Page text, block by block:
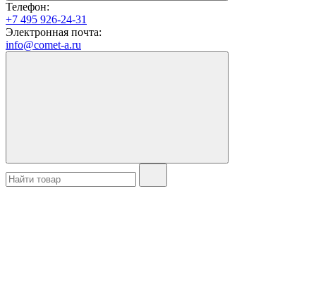
Телефон:
+7 495 926-24-31
Электронная почта:
info@comet-a.ru